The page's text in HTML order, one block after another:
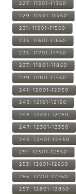
227: 11301-11350
229: 11401-11450
231: 11501-11550
233: 11601-11650
235: 11701-11750
237: 11801-11850
239: 11901-11950
241: 12001-12050
243: 12101-12150
245: 12201-12250
247: 12301-12350
249: 12401-12450
251: 12501-12550
253: 12601-12650
255: 12701-12750
257: 12801-12850